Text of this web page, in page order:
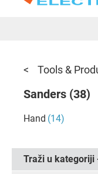
Tools &
Sanders (38)
Hand (14)
Traži u kategoriji